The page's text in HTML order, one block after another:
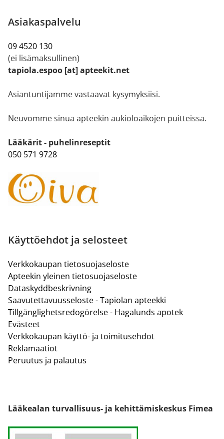
Asiakaspalvelu
09 4520 130
(ei lisämaksullinen)
tapiola.espoo [at] apteekit.net
Asiantuntijamme vastaavat kysymyksiisi.
Neuvomme sinua apteekin aukioloaikojen puitteissa.
Lääkärit - puhelinreseptit
050 571 9728
Käyttöehdot ja selosteet
Verkkokaupan tietosuojaseloste
Apteekin yleinen tietosuojaseloste
Dataskyddbeskrivning
Saavutettavuusseloste - Tapiolan apteekki
Tillgänglighetsredogörelse - Hagalunds apotek
Evästeet
Verkkokaupan käyttö- ja toimitusehdot
Reklamaatiot
Peruutus ja palautus
Lääkealan turvallisuus- ja kehittämiskeskus Fimea